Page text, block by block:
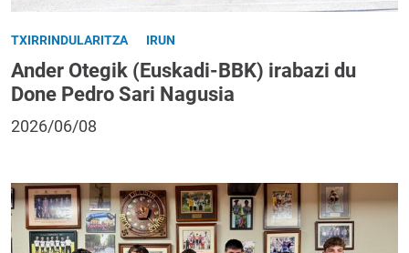
TXIRRINDULARITZA IRUN
Ander Otegik (Euskadi-BBK) irabazi du
Done Pedro Sari Nagusia
2026/06/08